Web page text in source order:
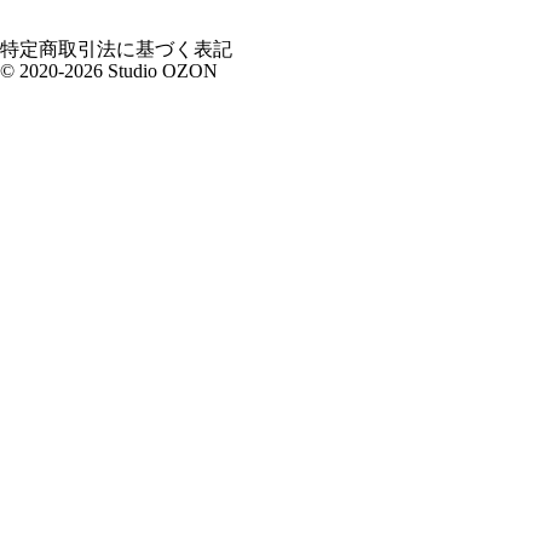
特定商取引法に基づく表記
© 2020-2026 Studio OZON